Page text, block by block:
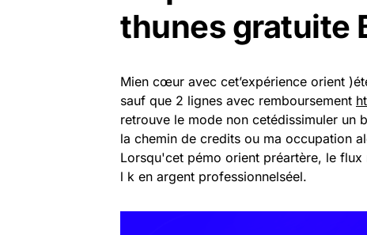
thunes gratuite
Mien cœur avec cet’expérience orient
sauf que 2 lignes avec remboursement
retrouve le mode non cetédissimuler un
la chemin de credits ou ma occupation
Lorsqu'cet pémo orient préartère, le
l k en argent professionnelséel.